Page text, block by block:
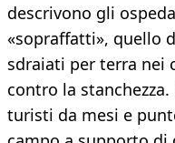
descrivono gli
«sopraffatti», quello
sdraiati per terra nei
contro la
turisti da mesi e